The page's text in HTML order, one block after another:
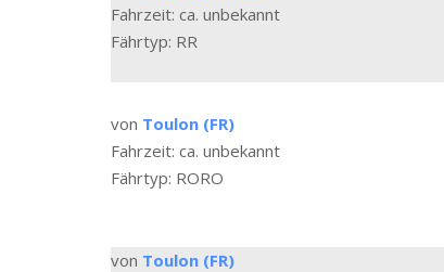
Fahrzeit: ca. unbekannt
Fährtyp: RR
von Toulon (FR)
Fahrzeit: ca. unbekannt
Fährtyp: RORO
von Toulon (FR)